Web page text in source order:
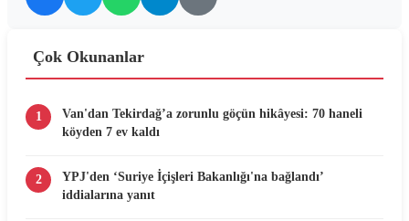
Çok Okunanlar
1
Van'dan Tekirdağ’a zorunlu göçün hikâyesi: 70 haneli
köyden 7 ev kaldı
2
YPJ'den ‘Suriye İçişleri Bakanlığı'na bağlandı’
iddialarına yanıt